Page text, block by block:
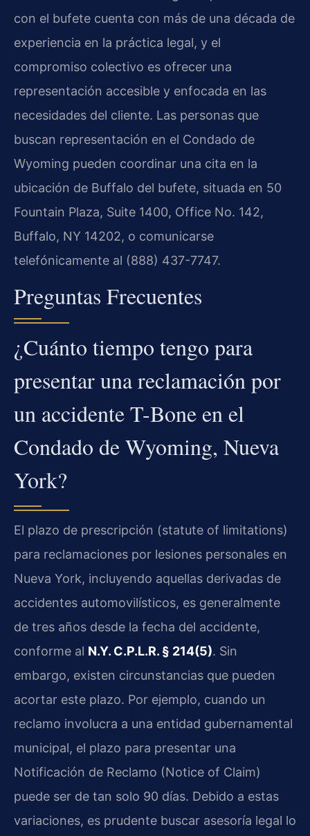
con el bufete cuenta con más de una década de
experiencia en la práctica legal, y el
compromiso colectivo es ofrecer una
representación accesible y enfocada en las
necesidades del cliente. Las personas que
buscan representación en el Condado de
Wyoming pueden coordinar una cita en la
ubicación de Buffalo del bufete, situada en 50
Fountain Plaza, Suite 1400, Office No. 142,
Buffalo, NY 14202, o comunicarse
telefónicamente al (888) 437-7747.
Preguntas Frecuentes
¿Cuánto tiempo tengo para
presentar una reclamación por
un accidente T-Bone en el
Condado de Wyoming, Nueva
York?
El plazo de prescripción (statute of limitations)
para reclamaciones por lesiones personales en
Nueva York, incluyendo aquellas derivadas de
accidentes automovilísticos, es generalmente
de tres años desde la fecha del accidente,
conforme al N.Y. C.P.L.R. § 214(5). Sin
embargo, existen circunstancias que pueden
acortar este plazo. Por ejemplo, cuando un
reclamo involucra a una entidad gubernamental
municipal, el plazo para presentar una
Notificación de Reclamo (Notice of Claim)
puede ser de tan solo 90 días. Debido a estas
variaciones, es prudente buscar asesoría legal lo